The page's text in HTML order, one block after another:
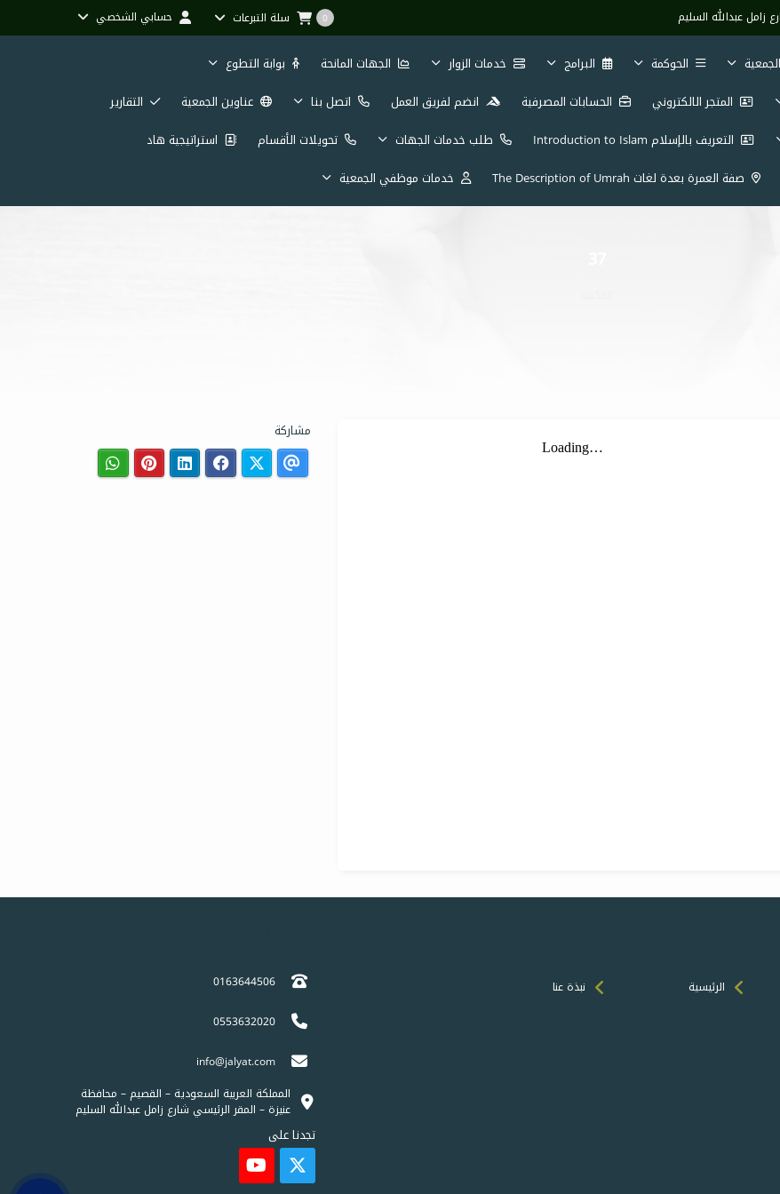
زامل عبدالله السليم 0 سلة التبرعات حسابي الشخصي
الحوكمة البرامج خدمات الزوار الجهات المانحة
بوابة التطوع
المتجر الالكتروني الحسابات المصرفية انضم لفريق العمل اتصل بنا عناوين الجمعية
التقارير
التعريف بالإسلام Introduction to Islam طلب خدمات الجهات تحويلات الأقسام
استراتيجية هاد
صفة العمرة بعدة لغات The Description of Umrah خدمات موظفي الجمعية
مشاركة
الرئيسية نبذة عنا 0163644506
0553632020
info@jalyat.com
المملكة العربية السعودية – القصيم – محافظة
عنيزة – المقر الرئيسي شارع زامل عبدالله السليم
تجدنا على